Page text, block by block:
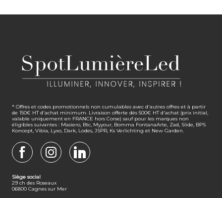
* Offres et codes promotionnels non cumulables avec d'autres offres et à partir
de 150€ HT d'achat minimum. Livraison offerte dès 500€ HT d'achat (prix initial,
valable uniquement en FRANCE hors Corse) sauf pour les marques non
éligibles suivantes : Masiero, Btc, Myyour, Bomma FontanaArte, Zad, Slide, BPS
Koncept, Vibia, Lyxo, Dark, Lodes, JSPR, Ks Verlichting et New Garden.
Siège social
29 ch des Roseaux
06800 Cagnes sur Mer